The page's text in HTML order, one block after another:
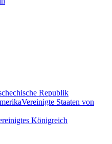
Republik
Vereinigte Staaten von
Königreich